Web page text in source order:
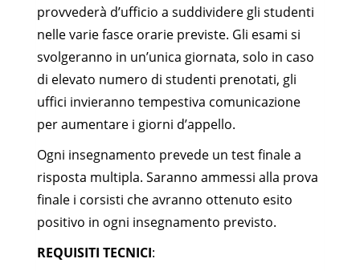
provvederà d’ufficio a suddividere gli studenti
nelle varie fasce orarie previste. Gli esami si
svolgeranno in un’unica giornata, solo in caso
di elevato numero di studenti prenotati, gli
uffici invieranno tempestiva comunicazione
per aumentare i giorni d’appello.
Ogni insegnamento prevede un test finale a
risposta multipla. Saranno ammessi alla prova
finale i corsisti che avranno ottenuto esito
positivo in ogni insegnamento previsto.
REQUISITI TECNICI: